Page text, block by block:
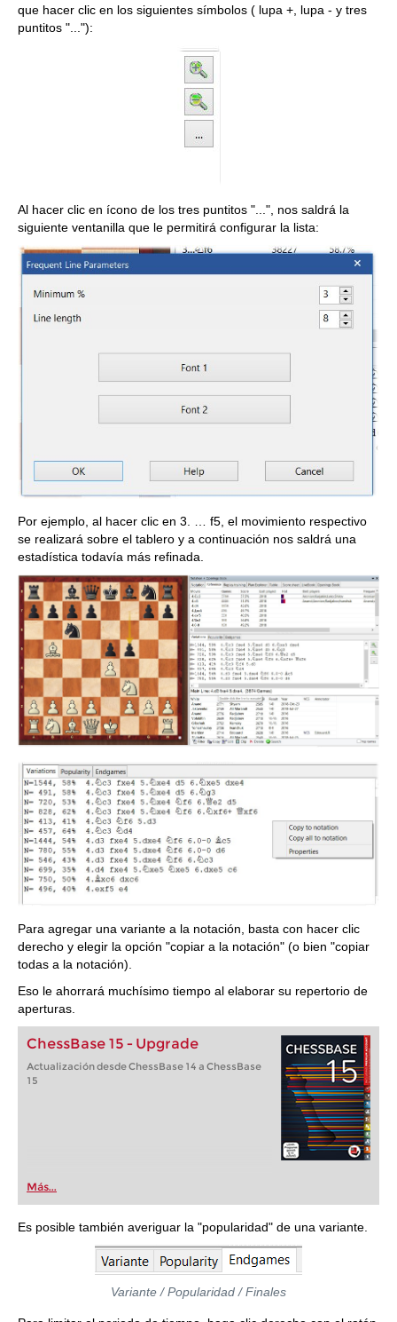
que hacer clic en los siguientes símbolos ( lupa +, lupa - y tres
puntitos "..."):
Al hacer clic en ícono de los tres puntitos "...", nos saldrá la
siguiente ventanilla que le permitirá configurar la lista:
Por ejemplo, al hacer clic en 3. … f5, el movimiento respectivo
se realizará sobre el tablero y a continuación nos saldrá una
estadística todavía más refinada.
Para agregar una variante a la notación, basta con hacer clic
derecho y elegir la opción "copiar a la notación" (o bien "copiar
todas a la notación).
Eso le ahorrará muchísimo tiempo al elaborar su repertorio de
aperturas.
ChessBase 15 - Upgrade
Actualización desde ChessBase 14 a ChessBase
15
Más...
Es posible también averiguar la "popularidad" de una variante.
Variante / Popularidad / Finales